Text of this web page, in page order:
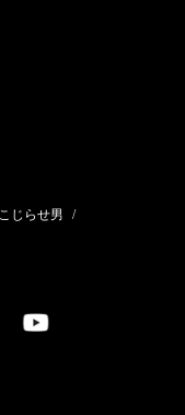
こじらせ男 /